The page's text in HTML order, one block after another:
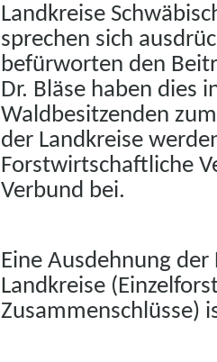
Landkreise
sprechen sich
befürworten den
Dr. Bläse haben dies
Waldbesitzenden
der Landkreise
Forstwirtschaftliche
Verbund bei.
Eine Ausdehnung
Landkreise
Zusammenschlüsse)